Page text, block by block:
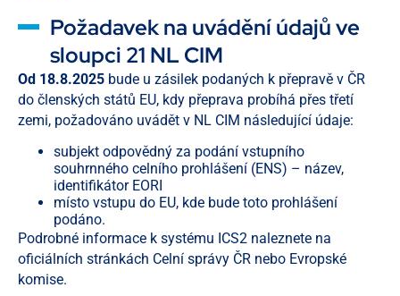
Požadavek na uvádění údajů ve
sloupci 21 NL CIM
Od 18.8.2025 bude u zásilek podaných k přepravě v ČR
do členských států EU, kdy přeprava probíhá přes třetí
zemi, požadováno uvádět v NL CIM následující údaje:
subjekt odpovědný za podání vstupního
souhrnného celního prohlášení (ENS) – název,
identifikátor EORI
místo vstupu do EU, kde bude toto prohlášení
podáno.
Podrobné informace k systému ICS2 naleznete na
oficiálních stránkách Celní správy ČR nebo Evropské
komise.